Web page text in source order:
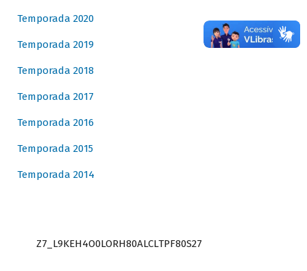
Temporada 2020
Temporada 2019
Temporada 2018
Temporada 2017
Temporada 2016
Temporada 2015
Temporada 2014
Z7_L9KEH4O0LORH80ALCLTPF80S27